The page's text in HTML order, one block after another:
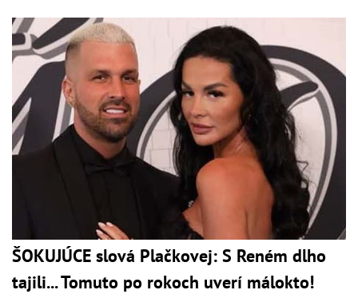
ŠOKUJÚCE slová Plačkovej: S Reném dlho
tajili... Tomuto po rokoch uverí málokto!